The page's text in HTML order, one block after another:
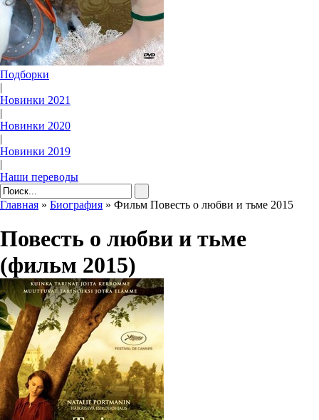
Подборки
|
Новинки 2021
|
Новинки 2020
|
Новинки 2019
|
Наши переводы
Главная » Биография » Фильм Повесть о любви и тьме 2015
Повесть о любви и тьме
(фильм 2015)